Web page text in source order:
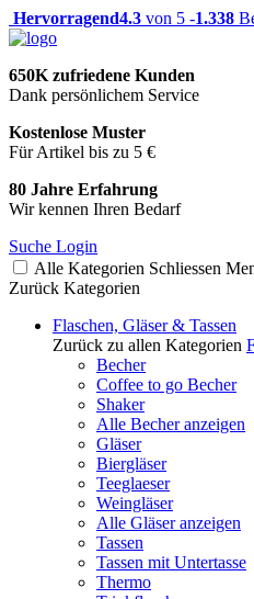
Hervorragend4.3 von 5 -1.338
650K zufriedene Kunden
Dank persönlichem Service
Kostenlose Muster
Für Artikel bis zu 5 €
80 Jahre Erfahrung
Wir kennen Ihren Bedarf
Suche Login
Alle Kategorien Schliessen
Zurück Kategorien
Flaschen, Gläser & Tassen
Zurück zu allen Kategorien
Becher
Coffee to go Becher
Shaker
Alle Becher anzeigen
Gläser
Biergläser
Teeglaeser
Weingläser
Alle Gläser anzeigen
Tassen
Tassen mit Untertasse
Thermo